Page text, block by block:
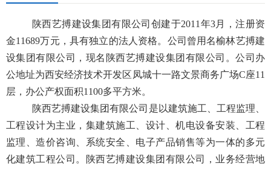
陕西艺搏建设集团有限公司创建于2011年3月，注册资
金11689万元，具有独立的法人资格。公司曾用名榆林艺搏建
设集团有限公司，现名陕西艺搏建设集团有限公司。公司办
公地址为西安经济技术开发区凤城十一路文景商务广场C座11
层，办公产权面积1100多平方米。
陕西艺搏建设集团有限公司是以建筑施工、工程监理、
工程设计为主业，集建筑施工、设计、机电设备安装、工程
监理、造价咨询、系统安全、电子产品销售等为一体的多元
化建筑工程公司。陕西艺搏建设集团有限公司，业务经营地